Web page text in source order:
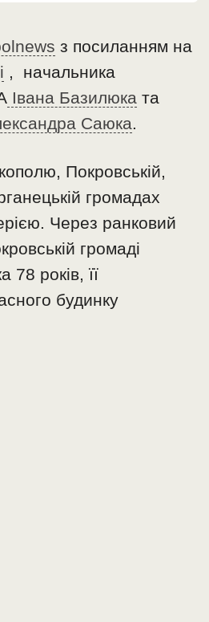
з посиланням на
, начальника
Івана Базилюка та
Саюка.
Покровській,
громадах
Через ранковий
громаді
78 років, її
будинку